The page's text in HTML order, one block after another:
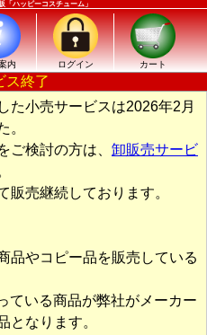
「ハッピーコスチューム」
内 ログイン カート
ス終了
た小売サービスは2026年2月
。
ご検討の方は、 卸販売サービ
販売継続しております。
品やコピー品を販売している
ている商品が弊社がメーカー
となります。